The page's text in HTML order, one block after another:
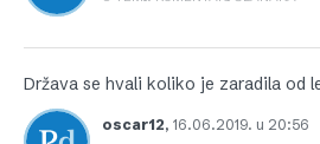
Država se hvali koliko je zaradila od
oscar12, 16.06.2019. u 20:56